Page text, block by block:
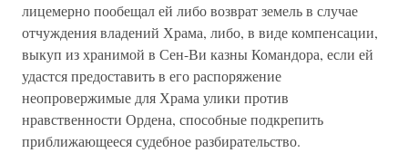
лицемерно пообещал ей либо возврат земель в случае
отчуждения владений Храма, либо, в виде компенсации,
выкуп из хранимой в Сен-Ви казны Командора, если ей
удастся предоставить в его распоряжение
неопровержимые для Храма улики против
нравственности Ордена, способные подкрепить
приближающееся судебное разбирательство.